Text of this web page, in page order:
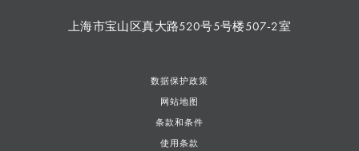
上海市宝山区真大路520号5号楼507-2室
数据保护政策
网站地图
条款和条件
使用条款